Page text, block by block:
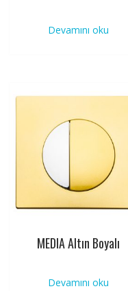
Devamını oku
MEDIA Altın Boyalı
Devamını oku